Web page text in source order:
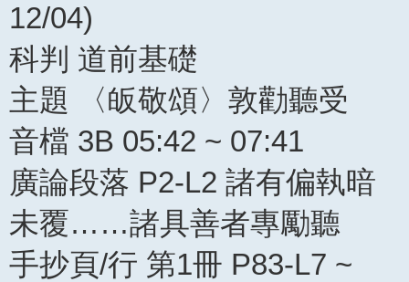
12/04)
科判 道前基礎
主題 〈皈敬頌〉敦勸聽受
音檔 3B 05:42 ~ 07:41
廣論段落 P2-L2 諸有偏執暗
未覆……諸具善者專勵聽
手抄頁/行 第1冊 P83-L7 ~